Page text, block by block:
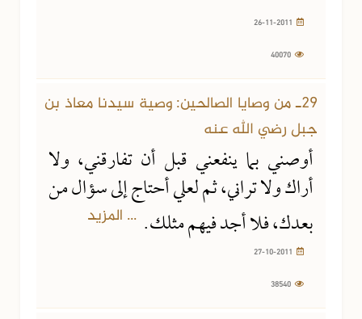
29ـ من وصايا الصالحين: وصية سيدنا معاذ بن
جبل رضي الله عنه
أوصني بما ينفعني قبل أن تفارقني، ولا
أراك ولا تراني، ثم لعلي أحتاج إلى سؤال من
بعدك، فلا أجد فيهم مثلك. ... المزيد